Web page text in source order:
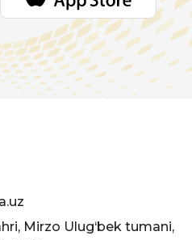
Mirzo Ulug‘bek tumani,